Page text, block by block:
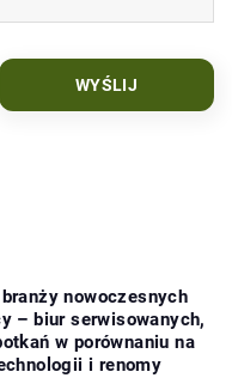
nowoczesnych
– biur serwisowanych,
w porównaniu na
i renomy